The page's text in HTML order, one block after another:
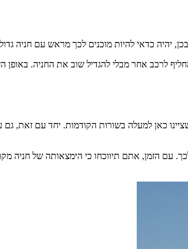
יהיה כדאי להיות מוכנים לכך מראש עם חניה
אחר מבלי להגדיל שוב את החניה. באופן
כמו שציינו כאן למעלה בשורות הקודמות. יחד עם
עם הזמן, אתם תיווכחו כי הימצאותה של חניה